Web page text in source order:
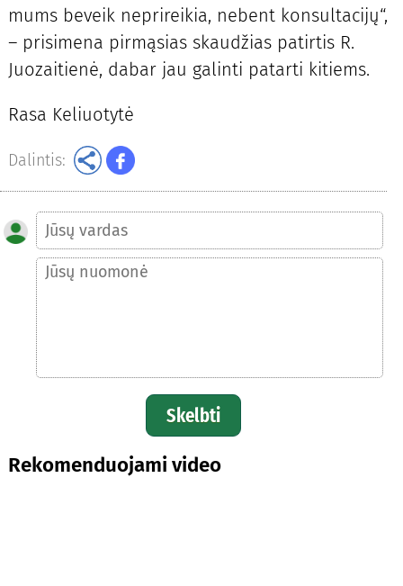
mums beveik neprireikia, nebent konsultacijų“,
– prisimena pirmąsias skaudžias patirtis R.
Juozaitienė, dabar jau galinti patarti kitiems.
Rasa Keliuotytė
Dalintis:
Skelbti
Rekomenduojami video